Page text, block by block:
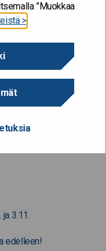
”Muokkaa
>
3.11.
edelleen!